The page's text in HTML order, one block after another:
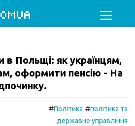
в Польщі: як українцям,
оформити пенсію - На
#Політика #політика та
державне управління